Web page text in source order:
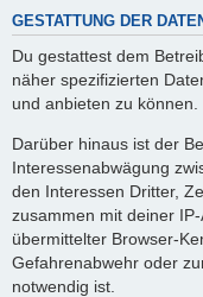
GESTATTUNG DER
Du gestattest dem
näher spezifizierten
und anbieten zu können.
Darüber hinaus ist der
Interessenabwägung
den Interessen Dritter,
zusammen mit deiner
übermittelter Browser-
Gefahrenabwehr oder
notwendig ist.